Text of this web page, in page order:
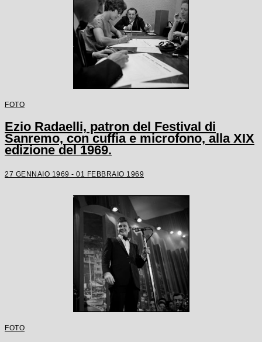
FOTO
Ezio Radaelli, patron del Festival di
Sanremo, con cuffia e microfono, alla XIX
edizione del 1969.
27 GENNAIO 1969 - 01 FEBBRAIO 1969
FOTO